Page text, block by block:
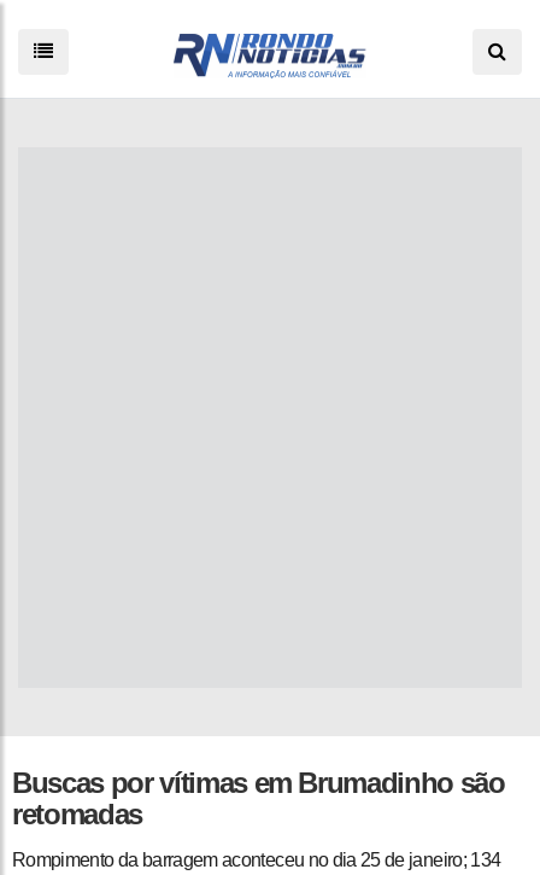
Buscas por vítimas em Brumadinho são
retomadas
Rompimento da barragem aconteceu no dia 25 de janeiro; 134